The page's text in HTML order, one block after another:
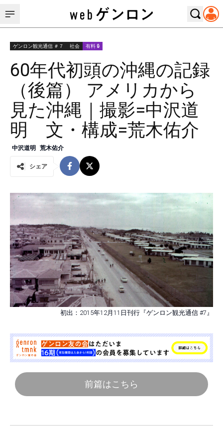
ゲンロン観光通信 ＃７ 社会 有料 🔒
60年代初頭の沖縄の記録
（後篇） アメリカから
見た沖縄｜撮影=中沢道
明 文・構成=荒木佑介
中沢道明 荒木佑介
シェア
初出：2015年12月11日刊行『ゲンロン観光通信 #7』
前篇はこちら